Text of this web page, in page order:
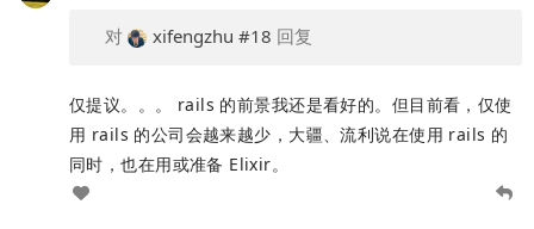
对 xifengzhu #18 回复
仅提议。。。 rails 的前景我还是看好的。但目前看，仅使
用 rails 的公司会越来越少，大疆、流利说在使用 rails 的
同时，也在用或准备 Elixir。